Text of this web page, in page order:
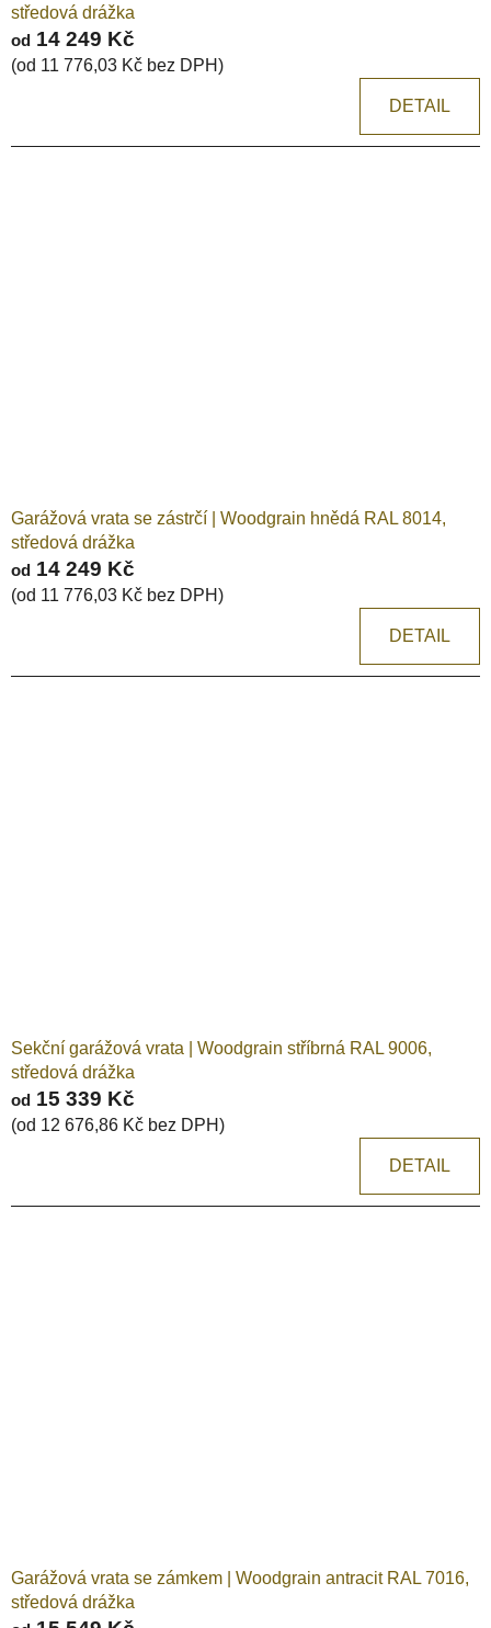
středová drážka
od 14 249 Kč
(od 11 776,03 Kč bez DPH)
DETAIL
Garážová vrata se zástrčí | Woodgrain hnědá RAL 8014,
středová drážka
od 14 249 Kč
(od 11 776,03 Kč bez DPH)
DETAIL
Sekční garážová vrata | Woodgrain stříbrná RAL 9006,
středová drážka
od 15 339 Kč
(od 12 676,86 Kč bez DPH)
DETAIL
Garážová vrata se zámkem | Woodgrain antracit RAL 7016,
středová drážka